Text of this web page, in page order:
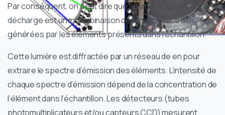
Par conséquent, on peut dire que la lumière générée par la
décharge est une combinaison des raies spectrales
générées par les éléments présents dans l’échantillon.
Cette lumière est diffractée par un réseau de en pour
extraire le spectre d’émission des éléments. L’intensité de
chaque spectre d’émission dépend de la concentration de
l’élément dans l’échantillon. Les détecteurs (tubes
photomultiplicateurs et/ou capteurs CCD) mesurent